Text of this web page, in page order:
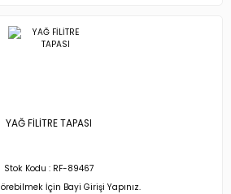
YAĞ FİLİTRE TAPASI
Stok Kodu : RF-89467
İçin Bayi Girişi Yapınız.